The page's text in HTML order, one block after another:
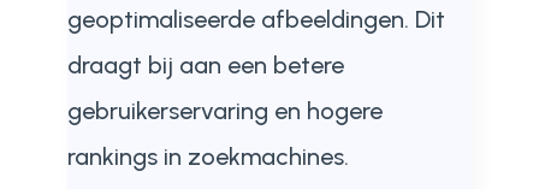
geoptimaliseerde afbeeldingen. Dit
draagt bij aan een betere
gebruikerservaring en hogere
rankings in zoekmachines.